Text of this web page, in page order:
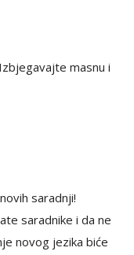
masnu i
saradnji!
saradnike i da ne
novog jezika biće